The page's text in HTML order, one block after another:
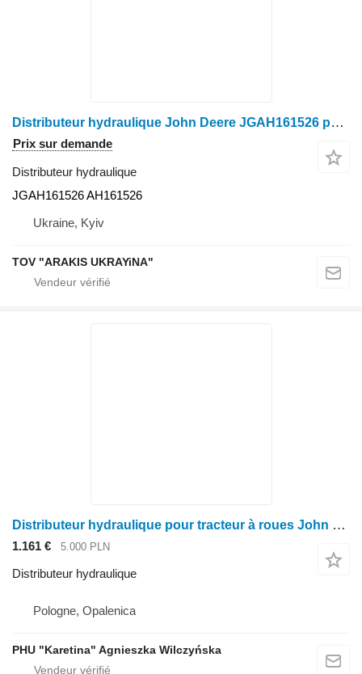
Distributeur hydraulique John Deere JGAH161526 pour moissonneuse-batteuse John Deere
Prix sur demande
Distributeur hydraulique
JGAH161526 AH161526
Ukraine, Kyiv
TOV "ARAKIS UKRAYiNA"
Distributeur hydraulique pour tracteur à roues John Deere 8120 8220 8320 8420 8520
1.161 € 5.000 PLN
Distributeur hydraulique
Pologne, Opalenica
PHU "Karetina" Agnieszka Wilczyńska